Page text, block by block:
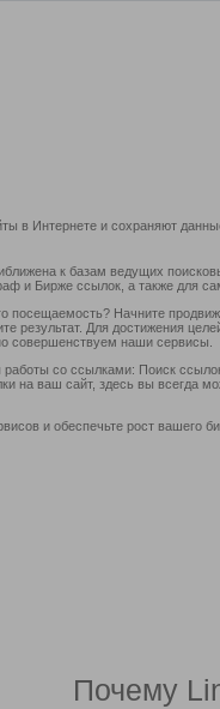
в Интернете и сохраняют
к базам ведущих
и Бирже ссылок, а также для
посещаемость? Начните
результат. Для достижения
совершенствуем наши сервисы.
со ссылками: Поиск
на ваш сайт, здесь вы всегда
и обеспечьте рост вашего
Почему